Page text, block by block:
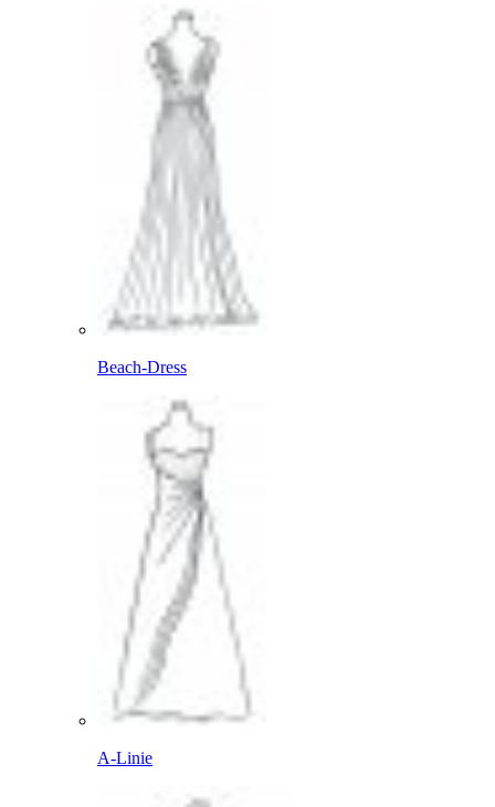
Beach-Dress
A-Linie